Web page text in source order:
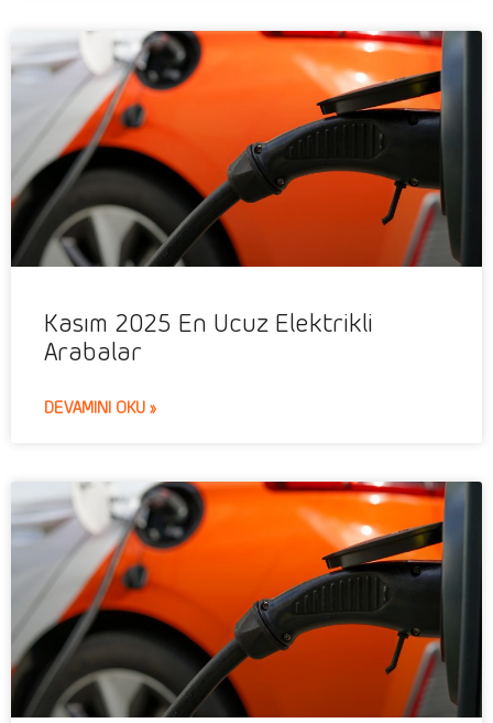
Kasım 2025 En Ucuz Elektrikli
Arabalar
DEVAMINI OKU »